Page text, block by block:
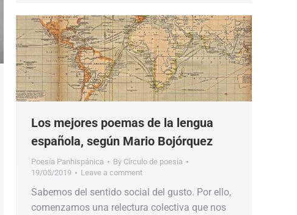
Los mejores poemas de la lengua
española, según Mario Bojórquez
Poesía Panhispánica By Círculo de poesía
19/05/2019
Leave a comment
Sabemos del sentido social del gusto. Por ello,
comenzamos una relectura colectiva que nos